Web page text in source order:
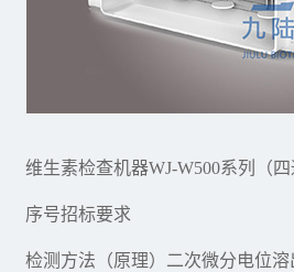
维生素检查机器WJ-W500系列（
序号招标要求
检测方法（原理）二次微分电位溶